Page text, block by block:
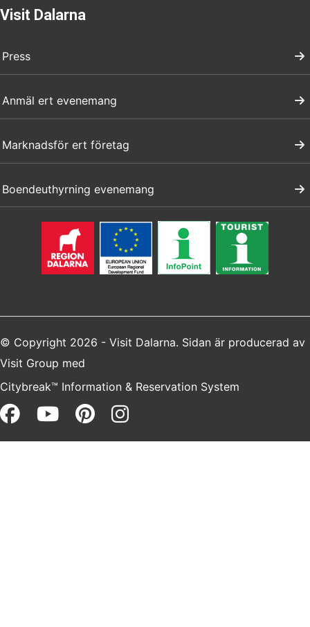
Visit Dalarna
Press
Anmäl ert evenemang
Marknadsför ert företag
Boendeuthyrning evenemang
© Copyright 2026 - Visit Dalarna. Sidan är producerad av
Visit Group med
Citybreak™ Information & Reservation System
Facebook (opens in a new
Youtube (opens in a new
Pinterest (opens in a
Instagram (opens